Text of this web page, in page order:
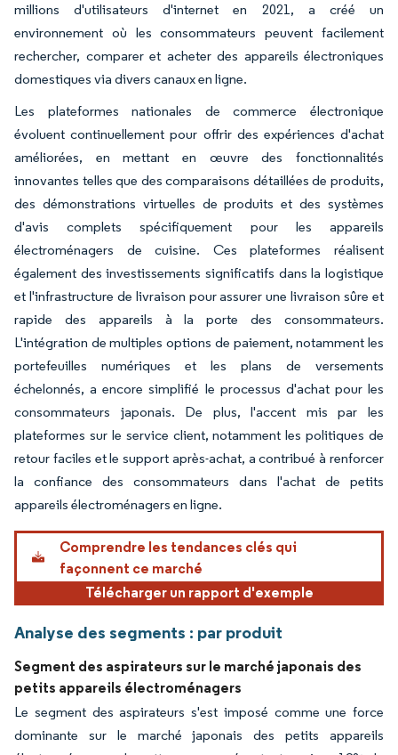
millions d'utilisateurs d'internet en 2021, a créé un
environnement où les consommateurs peuvent facilement
rechercher, comparer et acheter des appareils électroniques
domestiques via divers canaux en ligne.
Les plateformes nationales de commerce électronique
évoluent continuellement pour offrir des expériences d'achat
améliorées, en mettant en œuvre des fonctionnalités
innovantes telles que des comparaisons détaillées de produits,
des démonstrations virtuelles de produits et des systèmes
d'avis complets spécifiquement pour les appareils
électroménagers de cuisine. Ces plateformes réalisent
également des investissements significatifs dans la logistique
et l'infrastructure de livraison pour assurer une livraison sûre et
rapide des appareils à la porte des consommateurs.
L'intégration de multiples options de paiement, notamment les
portefeuilles numériques et les plans de versements
échelonnés, a encore simplifié le processus d'achat pour les
consommateurs japonais. De plus, l'accent mis par les
plateformes sur le service client, notamment les politiques de
retour faciles et le support après-achat, a contribué à renforcer
la confiance des consommateurs dans l'achat de petits
appareils électroménagers en ligne.
Comprendre les tendances clés qui
façonnent ce marché
Télécharger un rapport d'exemple
Analyse des segments : par produit
Segment des aspirateurs sur le marché japonais des
petits appareils électroménagers
Le segment des aspirateurs s'est imposé comme une force
dominante sur le marché japonais des petits appareils